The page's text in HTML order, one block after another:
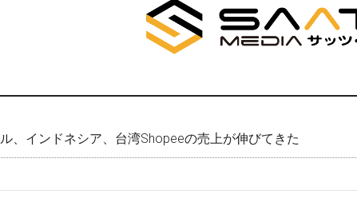
、インドネシア、台湾Shopeeの売上が伸びてきた